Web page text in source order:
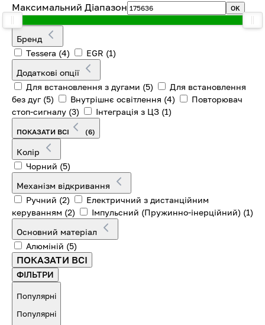
Максимальний Діапазон OK
Бренд
Tessera (4) EGR (1)
Додаткові опції
Для встановлення з дугами (5)
Для встановлення
без дуг (5) Внутрішнє освітлення (4)
Повторювач
стоп-сигналу (3) Інтеграція з ЦЗ (1)
ПОКАЗАТИ ВСІ (6)
Колір
Чорний (5)
Механізм відкривання
Ручний (2)
Електричний з дистанційним
керуванням (2) Імпульсний (Пружинно-інерційний) (1)
Основний матеріал
Алюміній (5)
ПОКАЗАТИ ВСІ
ФІЛЬТРИ
Популярні
Популярні